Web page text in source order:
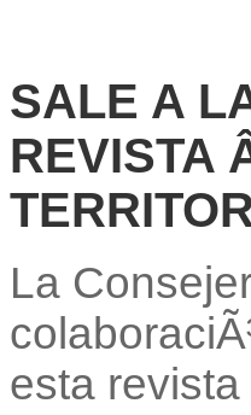
SALE A
REVISTA
La
esta